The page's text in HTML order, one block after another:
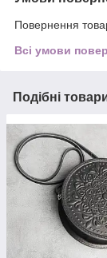
Повернення
Всі умови
Подібні